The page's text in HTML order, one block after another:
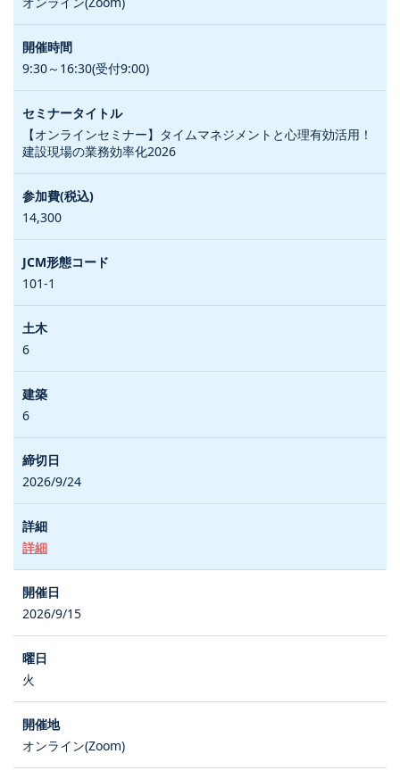
9:30～16:30(受付9:00)
【オンラインセミナー】タイムマネジメントと心理有効活用！
建設現場の業務効率化2026
14,300
101-1
6
6
2026/9/24
詳細
2026/9/15
火
オンライン(Zoom)